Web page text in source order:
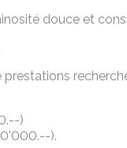
douce et
)
).